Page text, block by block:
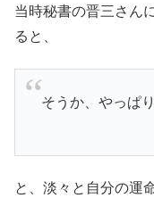
当時秘書の晋三さん
ると、
そうか、やっぱ
と、淡々と自分の運